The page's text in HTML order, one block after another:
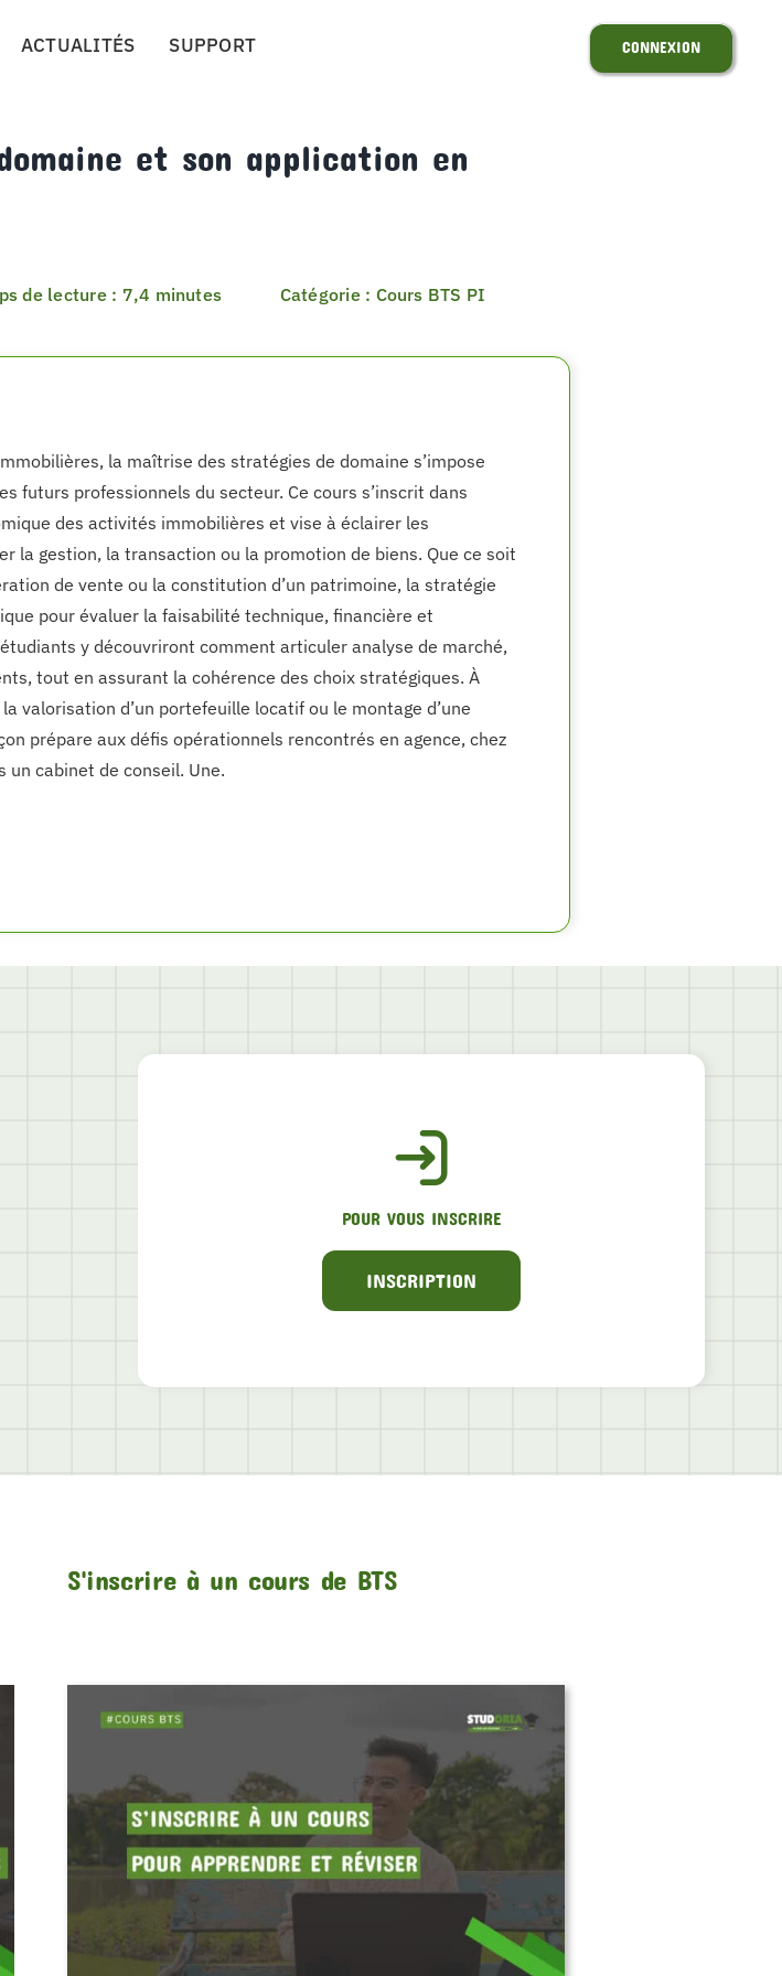
ACTUALITÉS SUPPORT CONNEXION
et son application en
de lecture : 7,4 minutes Catégorie : Cours BTS PI
la maîtrise des stratégies de domaine s’impose
futurs professionnels du secteur. Ce cours s’inscrit dans
des activités immobilières et vise à éclairer les
la gestion, la transaction ou la promotion de biens. Que ce soit
de vente ou la constitution d’un patrimoine, la stratégie
pour évaluer la faisabilité technique, financière et
y découvriront comment articuler analyse de marché,
tout en assurant la cohérence des choix stratégiques. À
valorisation d’un portefeuille locatif ou le montage d’une
prépare aux défis opérationnels rencontrés en agence, chez
un cabinet de conseil. Une.
POUR VOUS INSCRIRE
INSCRIPTION
S'inscrire à un cours de BTS